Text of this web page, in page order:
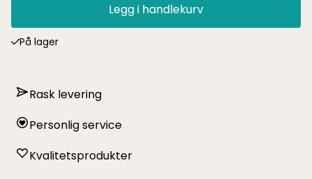
Legg i handlekurv
På lager
Rask levering
Personlig service
Kvalitetsprodukter